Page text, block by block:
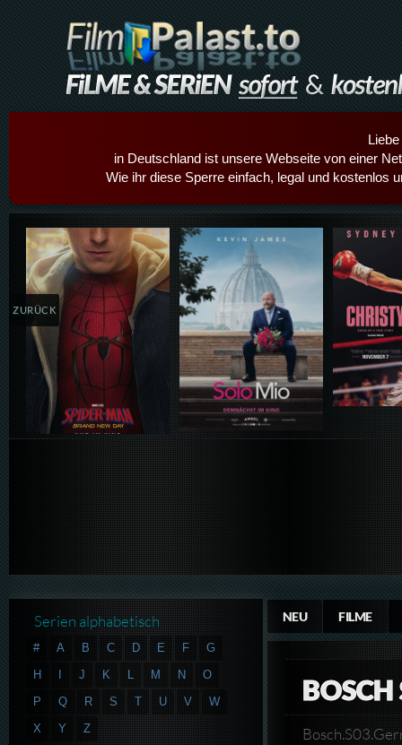
in Deutschland ist unsere Webseite von einer
Wie ihr diese Sperre einfach, legal und kostenlos
Details,Play Details,Play
ZURÜCK
NEU FILME
BOSCH
Serien alphabetisch
# A B C D E F
G
H
I J K L M N
O
P
Q R S T U V
W
X
Y Z